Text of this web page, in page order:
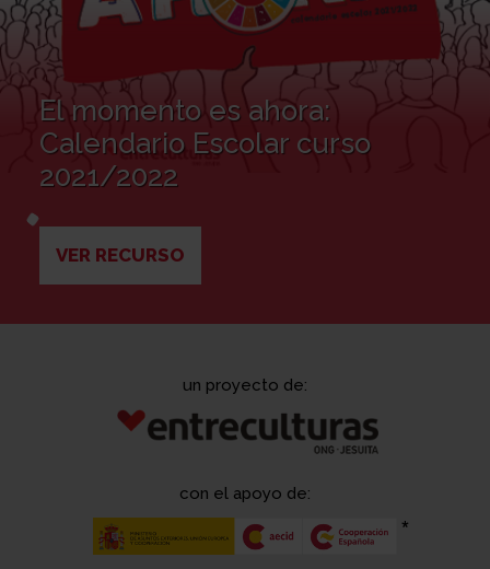
El momento es ahora:
Calendario Escolar curso
2021/2022
VER RECURSO
un proyecto de:
con el apoyo de: